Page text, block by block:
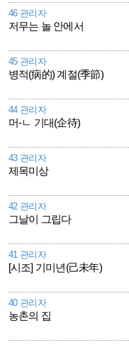
46 관리자
저무는 놀 안에서
45 관리자
병적(病的) 계절(季節)
44 관리자
머-ㄴ 기대(企待)
43 관리자
제목미상
42 관리자
그날이 그립다
41 관리자
[시조] 기미년(己未年)
40 관리자
농촌의 집